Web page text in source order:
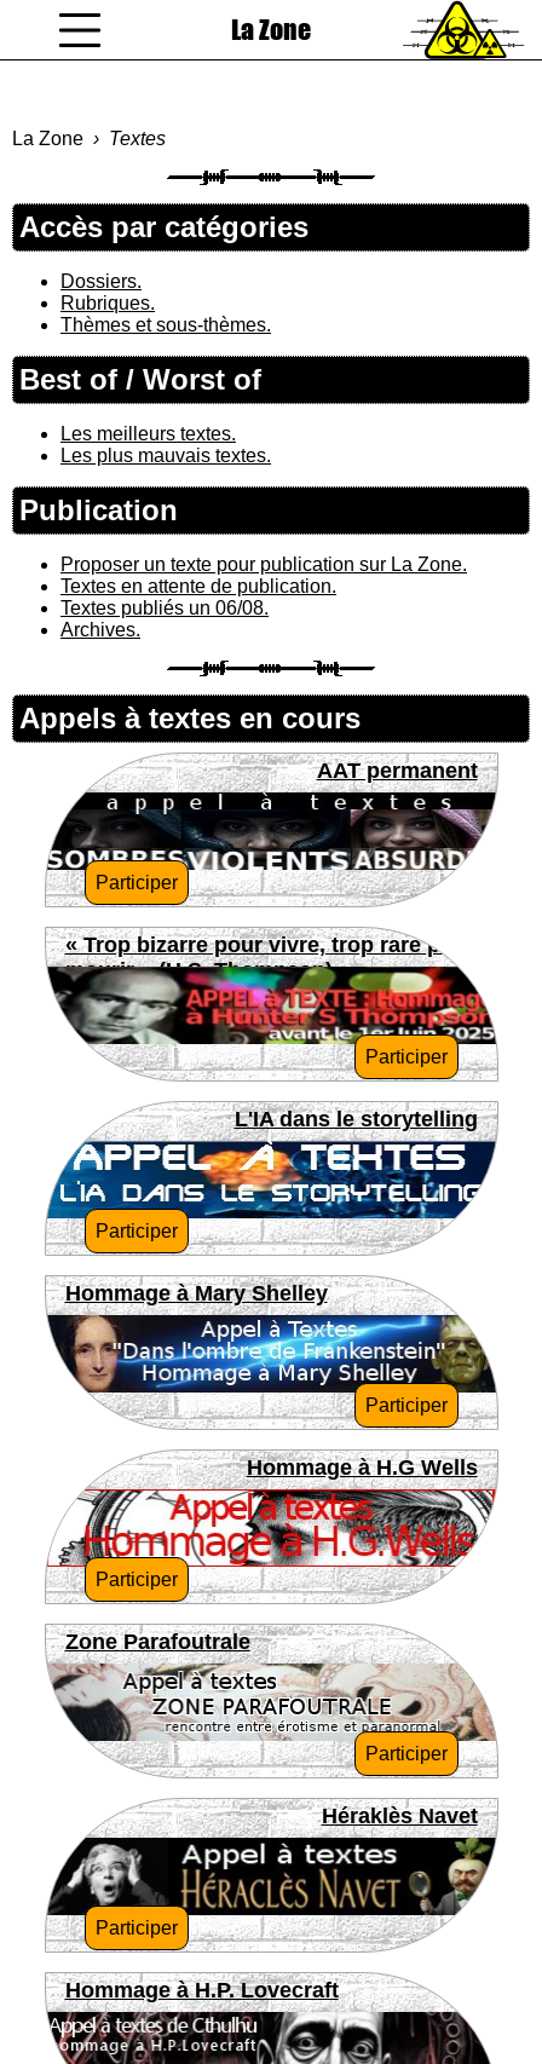
La Zone
La Zone Textes
Accès par catégories
Dossiers.
Rubriques.
Thèmes et sous-thèmes.
Best of / Worst of
Les meilleurs textes.
Les plus mauvais textes.
Publication
Proposer un texte pour publication sur La Zone.
Textes en attente de publication.
Textes publiés un 06/08.
Archives.
Appels à textes en cours
AAT permanent
Participer
« Trop bizarre pour vivre, trop rare pour
mourir » (H.S. Thompson)
Participer
L'IA dans le storytelling
Participer
Hommage à Mary Shelley
Participer
Hommage à H.G Wells
Participer
Zone Parafoutrale
Participer
Héraklès Navet
Participer
Hommage à H.P. Lovecraft